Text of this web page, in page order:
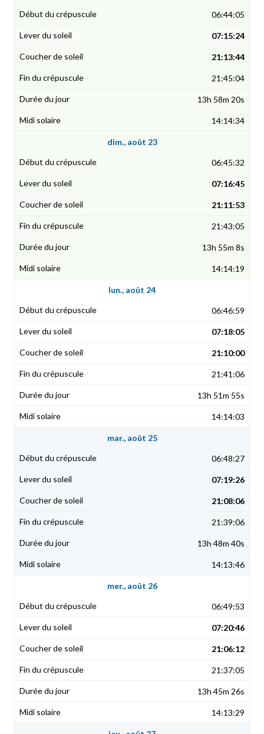
06:44:05
07:15:24
21:13:44
21:45:04
13h 58m 20s
14:14:34
dim., août 23
06:45:32
07:16:45
21:11:53
21:43:05
13h 55m 8s
14:14:19
lun., août 24
06:46:59
07:18:05
21:10:00
21:41:06
13h 51m 55s
14:14:03
mar., août 25
06:48:27
07:19:26
21:08:06
21:39:06
13h 48m 40s
14:13:46
mer., août 26
06:49:53
07:20:46
21:06:12
21:37:05
13h 45m 26s
14:13:29